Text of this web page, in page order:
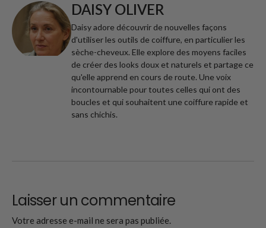
DAISY OLIVER
Daisy adore découvrir de nouvelles façons
d'utiliser les outils de coiffure, en particulier les
sèche-cheveux. Elle explore des moyens faciles
de créer des looks doux et naturels et partage ce
qu'elle apprend en cours de route. Une voix
incontournable pour toutes celles qui ont des
boucles et qui souhaitent une coiffure rapide et
sans chichis.
Laisser un commentaire
Votre adresse e-mail ne sera pas publiée.